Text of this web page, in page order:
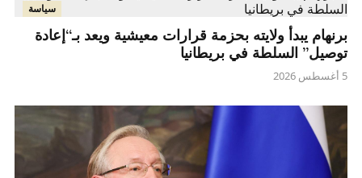
سياسة
برنهام يبدأ ولايته بحزمة قرارات معيشية ويعد بـ“إعادة
توصيل” السلطة في بريطانيا
5 أغسطس 2026